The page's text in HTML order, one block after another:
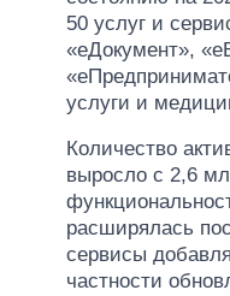
50 услуг и
«еДокумент»,
услуги и
Количество
выросло с 2,6
расширялась
сервисы
частности